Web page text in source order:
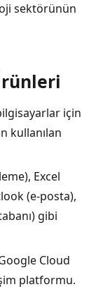
sektörünün
için
kullanılan
Excel
(e-posta),
gibi
Cloud
platformu.